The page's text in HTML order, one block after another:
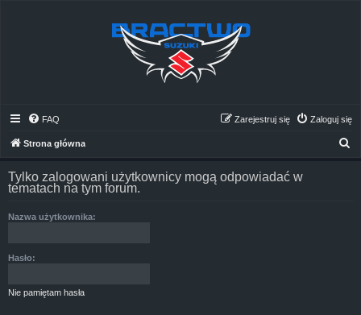
FAQ Zaloguj się
Zarejestruj się
Strona główna
Tylko zalogowani użytkownicy mogą odpowiadać w
tematach na tym forum.
Nazwa użytkownika:
Hasło:
Nie pamiętam hasła